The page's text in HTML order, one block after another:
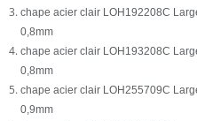
chape acier clair LOH192208C
0,8mm
chape acier clair LOH193208C
0,8mm
chape acier clair LOH255709C
0,9mm